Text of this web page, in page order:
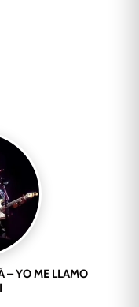
– YO ME LLAMO